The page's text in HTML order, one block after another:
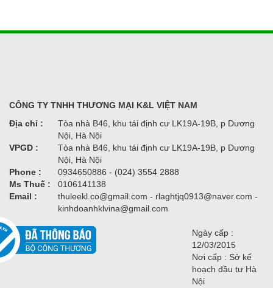
CÔNG TY TNHH THƯƠNG MẠI K&L VIỆT NAM
Địa chỉ :
Tòa nhà B46, khu tái định cư LK19A-19B, p Dương
Nội, Hà Nội
VPGD :
Tòa nhà B46, khu tái định cư LK19A-19B, p Dương
Nội, Hà Nội
Phone :
0934650886 - (024) 3554 2888
Ms Thuế :
0106141138
Email :
thuleekl.co@gmail.com - rlaghtjq0913@naver.com -
kinhdoanhklvina@gmail.com
Ngày cấp :
12/03/2015
Nơi cấp : Sở kế
hoạch đầu tư Hà
Nội